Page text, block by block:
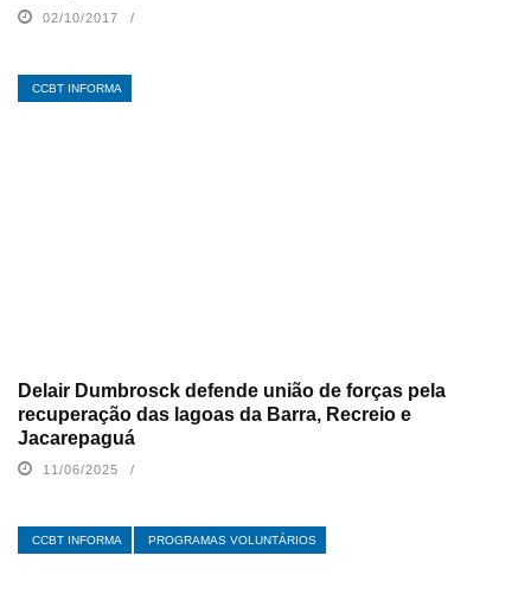
02/10/2017
CCBT INFORMA
Delair Dumbrosck defende união de forças pela
recuperação das lagoas da Barra, Recreio e
Jacarepaguá
11/06/2025
CCBT INFORMA PROGRAMAS VOLUNTÁRIOS